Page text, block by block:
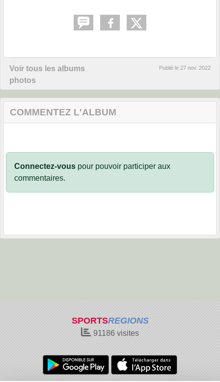
Voir tous les albums
photos
Publié le 27 nov. 2022
COMMENTEZ L'ALBUM
Connectez-vous pour pouvoir participer aux
commentaires.
SPORTSREGIONS
91186 visites